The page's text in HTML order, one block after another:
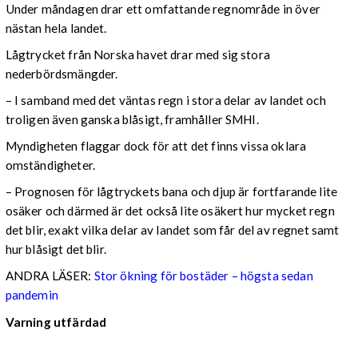
Under måndagen drar ett omfattande regnområde in över
nästan hela landet.
Lågtrycket från Norska havet drar med sig stora
nederbördsmängder.
– I samband med det väntas regn i stora delar av landet och
troligen även ganska blåsigt, framhåller SMHI.
Myndigheten flaggar dock för att det finns vissa oklara
omständigheter.
– Prognosen för lågtryckets bana och djup är fortfarande lite
osäker och därmed är det också lite osäkert hur mycket regn
det blir, exakt vilka delar av landet som får del av regnet samt
hur blåsigt det blir.
ANDRA LÄSER: Stor ökning för bostäder – högsta sedan
pandemin
Varning utfärdad